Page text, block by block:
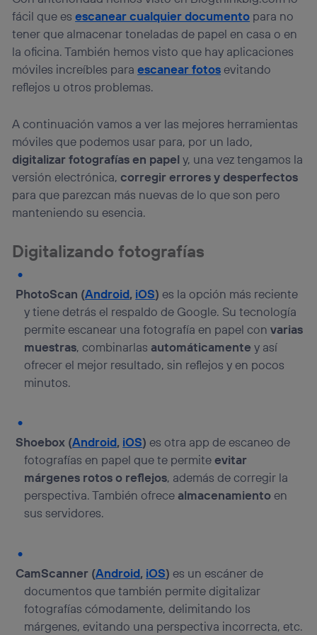
fácil que esescanear cualquier documento para no
tener que almacenar toneladas de papel en casa o en
la oficina. También hemos visto que hay aplicaciones
móviles increíbles paraescanear fotosevitando
reflejos u otros problemas.
A continuación vamos a ver las mejores herramientas
móviles que podemos usar para, por un lado,
digitalizar fotografías en papely, una vez tengamos la
versión electrónica,corregir errores y desperfectos
para que parezcan más nuevas de lo que son pero
manteniendo su esencia.
Digitalizando fotografías
PhotoScan (Android, iOS) es la opción más reciente
y tiene detrás el respaldo de Google. Su tecnología
permite escanear una fotografía en papel convarias
muestras, combinarlas automáticamente y así
ofrecer el mejor resultado, sin reflejos y en pocos
minutos.
Shoebox (Android, iOS) es otra app de escaneo de
fotografías en papel que te permiteevitar
márgenes rotos o reflejos, además de corregir la
perspectiva. También ofrece almacenamientoen
sus servidores.
CamScanner (Android, iOS) es un escáner de
documentos que también permite digitalizar
fotografías cómodamente, delimitando los
márgenes, evitando una perspectiva incorrecta, etc.
lo que cualquier persona que conecte su dispositivo y
consienta el uso de la tecnología recibirá el mismo
identificador. Típicamente:
Si utilizas unaconexión de banda ancha(p. ej., Wi-Fi),
el marketing o análisis se realizará en función de las
actividades de navegación de los miembros del hogar
que hayan dado su consentimiento.
Si utilizas datos móviles
, el marketing será más
personalizado, ya que se basará únicamente en la
navegación del usuario del móvil.
Puedes gestionar los consentimientos Utiq seleccionando
“Administrar Utiq” en la parte inferior de esta página web o
visitando el portal de privacidad de Utiq
(“consenthub”). Para más información, consulta
la política de privacidad de Utiq